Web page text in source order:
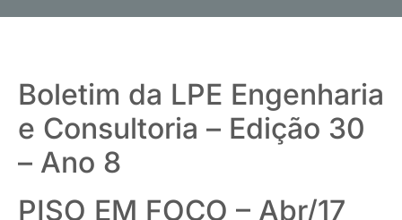
Boletim da LPE Engenharia
e Consultoria – Edição 30
– Ano 8
PISO EM FOCO – Abr/17